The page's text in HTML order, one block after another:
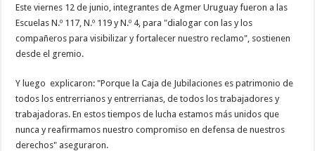
Este viernes 12 de junio, integrantes de Agmer Uruguay fueron a las
Escuelas N.º 117, N.º 119 y N.º 4, para "dialogar con las y los
compañeros para visibilizar y fortalecer nuestro reclamo", sostienen
desde el gremio.
Y luego explicaron: "Porque la Caja de Jubilaciones es patrimonio de
todos los entrerrianos y entrerrianas, de todos los trabajadores y
trabajadoras. En estos tiempos de lucha estamos más unidos que
nunca y reafirmamos nuestro compromiso en defensa de nuestros
derechos" aseguraron.